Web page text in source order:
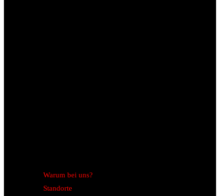
Warum bei uns?
Standorte